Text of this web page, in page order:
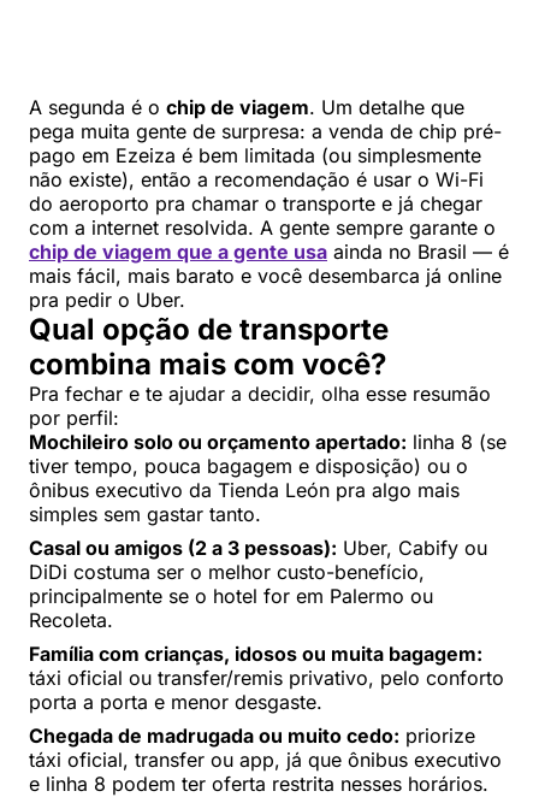
A segunda é o chip de viagem. Um detalhe que
pega muita gente de surpresa: a venda de chip pré-
pago em Ezeiza é bem limitada (ou simplesmente
não existe), então a recomendação é usar o Wi-Fi
do aeroporto pra chamar o transporte e já chegar
com a internet resolvida. A gente sempre garante o
chip de viagem que a gente usa ainda no Brasil — é
mais fácil, mais barato e você desembarca já online
pra pedir o Uber.
Qual opção de transporte
combina mais com você?
Pra fechar e te ajudar a decidir, olha esse resumão
por perfil:
Mochileiro solo ou orçamento apertado: linha 8 (se
tiver tempo, pouca bagagem e disposição) ou o
ônibus executivo da Tienda León pra algo mais
simples sem gastar tanto.
Casal ou amigos (2 a 3 pessoas): Uber, Cabify ou
DiDi costuma ser o melhor custo-benefício,
principalmente se o hotel for em Palermo ou
Recoleta.
Família com crianças, idosos ou muita bagagem:
táxi oficial ou transfer/remis privativo, pelo conforto
porta a porta e menor desgaste.
Chegada de madrugada ou muito cedo: priorize
táxi oficial, transfer ou app, já que ônibus executivo
e linha 8 podem ter oferta restrita nesses horários.